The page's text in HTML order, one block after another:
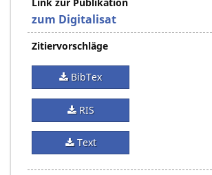
zum Digitalisat
Zitiervorschläge
BibTex
RIS
Text